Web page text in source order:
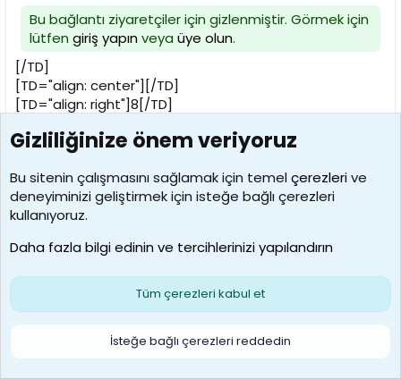
Bu bağlantı ziyaretçiler için gizlenmiştir. Görmek için
lütfen giriş yapınveya üye olun.
[/TD]
[TD="align: center"][/TD]
[TD="align: right"]8[/TD]
[TD="align: center"][/TD]
[TD="align: center"][/TD]
[TD="align: center"][/TD]
[TD="align: center"][/TD]
[TD="align: center"][/TD]
[/TR]
[TD="align: center"]07.04.1999[/TD]
[TD]Nor.S. Maç 30[/TD]
[TD]iç.Muratpaşa Belediye[/TD]
Gizliliğinize önem veriyoruz
Bu sitenin çalışmasını sağlamak için temelçerezlerive
deneyiminizi geliştirmek için isteğe bağlı çerezleri
kullanıyoruz.
Daha fazla bilgi edinin ve tercihlerinizi yapılandırın
Tüm çerezleri kabul et
İsteğe bağlı çerezleri reddedin